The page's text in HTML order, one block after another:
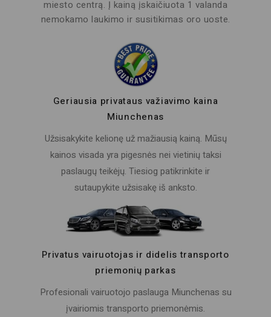
miesto centrą. Į kainą įskaičiuota 1 valanda
nemokamo laukimo ir susitikimas oro uoste.
Geriausia privataus važiavimo kaina
Miunchenas
Užsisakykite kelionę už mažiausią kainą. Mūsų
kainos visada yra pigesnės nei vietinių taksi
paslaugų teikėjų. Tiesiog patikrinkite ir
sutaupykite užsisakę iš anksto.
Privatus vairuotojas ir didelis transporto
priemonių parkas
Profesionali vairuotojo paslauga Miunchenas su
įvairiomis transporto priemonėmis.